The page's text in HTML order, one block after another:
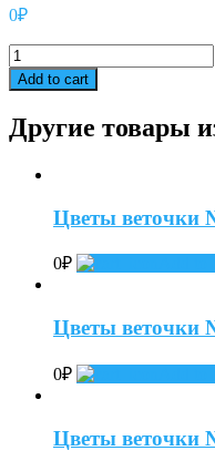
0₽
Цветы
веточки
№95
Add to cart
Другие товары
Цветы веточки
0₽
Цветы веточки
0₽
Цветы веточки